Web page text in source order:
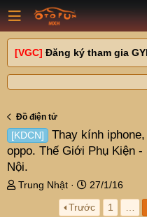
[VGC] Đăng ký tham gia
Đồ điện tử
[KDCN]
Thay kính
oppo. Thế Giới Phụ Kiện -
Nội.
T
Trung Nhật
N
g
à
27/1/16
Trước
1